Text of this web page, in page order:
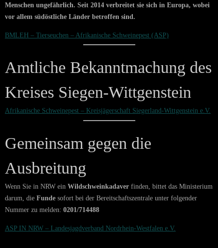
Menschen ungefährlich. Seit 2014 verbreitet sie sich in Europa, wobei
vor allem südöstliche Länder betroffen sind.
BMLEH – Tierseuchen – Afrikanische Schweinepest (ASP)
ASP
14.02.2026
Amtliche Bekanntmachung des
Kreises Siegen-Wittgenstein
Afrikanische Schweinepest – Kreisjägerschaft Siegerland-Wittgenstein e.V.
Gemeinsam gegen die
Ausbreitung
Wenn Sie in NRW ein Wildschweinkadaver finden, bittet das Ministerium
darum, die Funde sofort bei der Bereitschaftszentrale unter folgender
Nummer zu melden: 0201/714488
ASP IN NRW – Landesjagdverband Nordrhein-Westfalen e.V.